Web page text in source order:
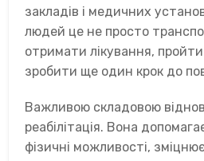
закладів і медичних
людей це не просто
отримати лікування, пройти
зробити ще один крок до
Важливою складовою
реабілітація. Вона
фізичні можливості,